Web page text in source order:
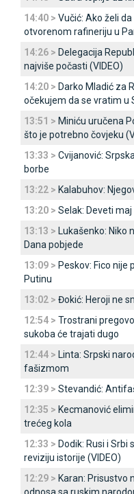
14:40 > Vučić: Ako želi
otvorenom rafineriju u
14:26 > Delegacija
najviše počasti (VIDEO)
14:20 > Darko Mladić za
očekujem da se vratim u
13:51 > Miniću uručena
što je potrebno čovjeku
13:33 > Cvijanović:
borbe
13:22 > Kalabuhov:
13:20 > Selak: Deveti
13:13 > Lukašenko: Niko
Dana pobjede
13:09 > Peskov: Fico nije
Putinu
13:02 > Đokić: Heroji ne
12:54 > Trostrani
sukoba će trajati dugo
12:44 > Linta: Srpski
fašizmom
12:39 > Stevandić:
12:35 > Kecmanović
trećeg kola
12:33 > Dodik: Rusi i
reviziju istorije (VIDEO)
12:29 > Karan: Prisustvo